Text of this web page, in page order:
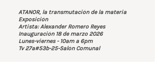
ATANOR, la transmutación de la materia
Exposición
Artista: Alexander Romero Reyes
Inauguración 18 de marzo 2026
Lunes-viernes - 10am a 6pm
Tv 27a#53b-25-Salón Comunal